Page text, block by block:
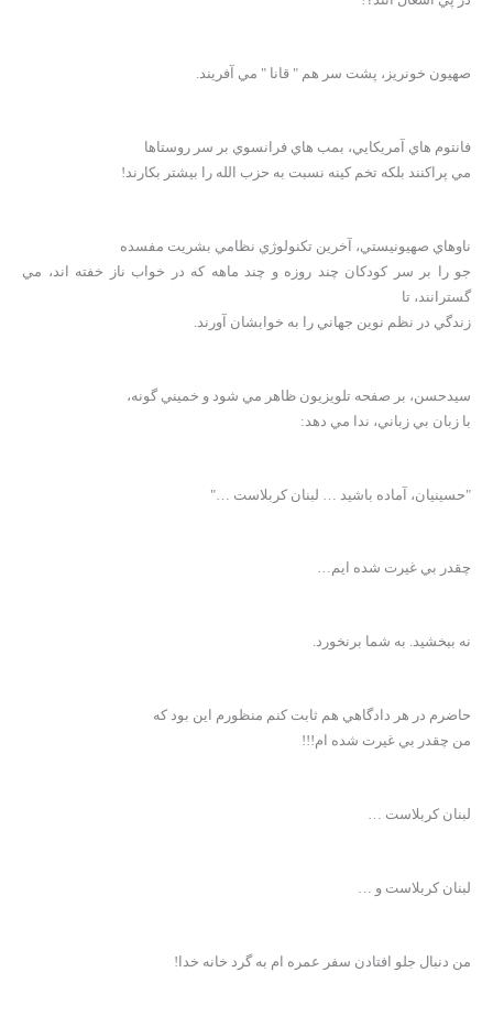
صهيون خونريز، پشت سر هم " قانا " مي آفريند.
فانتوم هاي آمريکايي، بمب هاي فرانسوي بر سر روستاها
مي پراکنند بلکه تخم کينه نسبت به حزب الله را بيشتر بکارند!
ناوهاي صهيونيستي، آخرين تکنولوژي نظامي بشريت مفسده
جو را بر سر کودکان چند روزه و چند ماهه که در خواب ناز خفته اند، مي
گسترانند، تا
زندگي در نظم نوين جهاني را به خوابشان آورند.
سيدحسن، بر صفحه تلويزيون ظاهر مي شود و خميني گونه،
با زبان بي زباني، ندا مي دهد:
"حسينيان، آماده باشيد … لبنان کربلاست …"
چقدر بي غيرت شده ايم…
نه ببخشيد. به شما برنخورد.
حاضرم در هر دادگاهي هم ثابت کنم منظورم اين بود که
من چقدر بي غيرت شده ام!!!
لبنان کربلاست …
لبنان کربلاست و …
من دنبال جلو افتادن سفر عمره ام به گرد خانه خدا!